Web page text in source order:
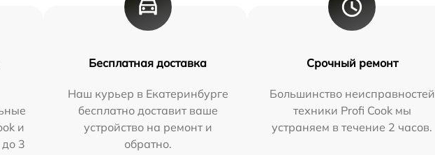
и
3
Бесплатная доставка
Наш курьер в Екатеринбурге
бесплатно доставит ваше
устройство на ремонт и
обратно.
Срочный ремонт
Большинство неисправностей
техники Profi Cook мы
устраняем в течение 2 часов.